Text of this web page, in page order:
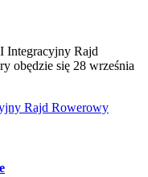
Integracyjny Rajd
obędzie się 28 września
Rajd Rowerowy